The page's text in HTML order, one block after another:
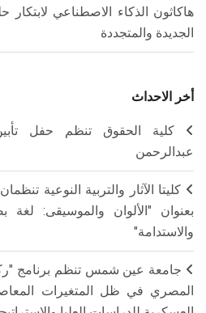
هاكاثون الذكاء الاصطناعي
الجديدة والمتجددة
أخر الاحداث
كلية الحقوق تنظم حفل
عبدالرحمن
كليتا الآثار والتربية النوعية
بعنوان "الألوان والموسيقى:
والاستدامة"
جامعة عين شمس تنظم برنامج
المصري في ظل المتغيرات